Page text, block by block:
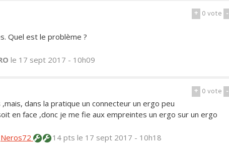
+ 0vote -
Quel est le problème ?
le 17 sept 2017 - 10h09
+ 0vote -
dans la pratique un connecteur un ergo peu
en face ,donc je me fie aux empreintes un ergo sur un ergo
Neros72 14 pts le 17 sept 2017 - 10h18